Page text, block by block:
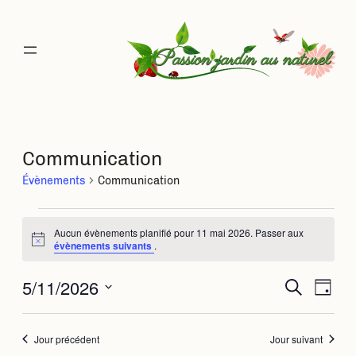
Communication
Évènements Communication
Évènements
11
mai
Notice
Aucun évènements planifié pour 11 mai 2026. Passer aux
évènements suivants .
et
Recherche
de
Jour
5/11/2026
date.
Jour précédent Jour suivant